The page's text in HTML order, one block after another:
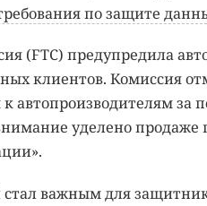
по защите
(FTC) предупредила
клиентов. Комиссия
за
уделено продаже
важным для